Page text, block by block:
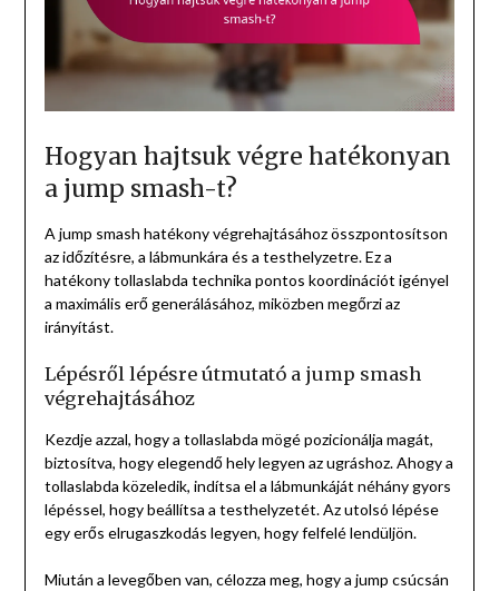
Hogyan hajtsuk végre hatékonyan
a jump smash-t?
A jump smash hatékony végrehajtásához összpontosítson
az időzítésre, a lábmunkára és a testhelyzetre. Ez a
hatékony tollaslabda technika pontos koordinációt igényel
a maximális erő generálásához, miközben megőrzi az
irányítást.
Lépésről lépésre útmutató a jump smash
végrehajtásához
Kezdje azzal, hogy a tollaslabda mögé pozicionálja magát,
biztosítva, hogy elegendő hely legyen az ugráshoz. Ahogy a
tollaslabda közeledik, indítsa el a lábmunkáját néhány gyors
lépéssel, hogy beállítsa a testhelyzetét. Az utolsó lépése
egy erős elrugaszkodás legyen, hogy felfelé lendüljön.
Miután a levegőben van, célozza meg, hogy a jump csúcsán